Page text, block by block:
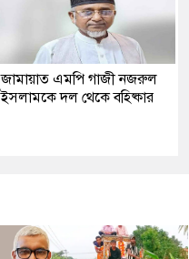
জামায়াত এমপি গাজী নজরুল
ইসলামকে দল থেকে বহিষ্কার